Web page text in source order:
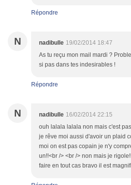
Répondre
N nadibulle 19/02/2014 18:47
As tu reçu mon mail mardi ?
si pas dans tes indesirables !
Répondre
N nadibulle 16/02/2014 22:15
ouh lalala lalala non mais c'est
je rêve moi aussi d'avoir un plaid
moi on est pas copain je n'y
un!!<br /> <br /> non mais je
faire en tout cas bravo il est